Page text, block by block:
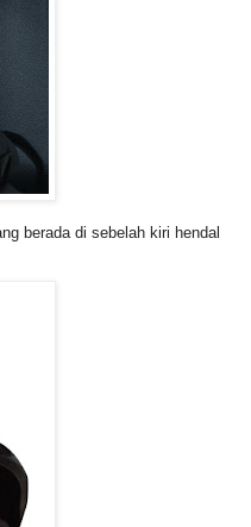
berada di sebelah kiri hendal